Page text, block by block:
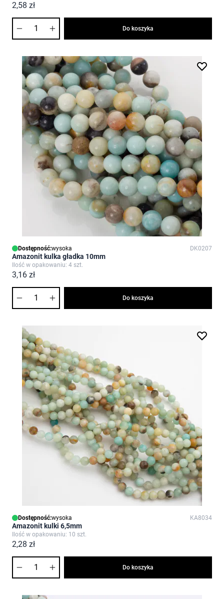
2,58 zł
Do koszyka
Dostępność:wysoka DK0207
Amazonit kulka gładka 10mm
Ilość w opakowaniu: 4 szt.
3,16 zł
Do koszyka
Dostępność:wysoka KA8034
Amazonit kulki 6,5mm
Ilość w opakowaniu: 10 szt.
2,28 zł
Do koszyka